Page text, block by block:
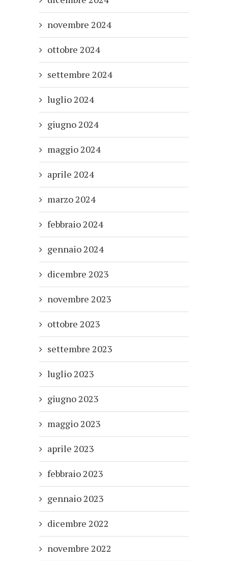
novembre 2024
ottobre 2024
settembre 2024
luglio 2024
giugno 2024
maggio 2024
aprile 2024
marzo 2024
febbraio 2024
gennaio 2024
dicembre 2023
novembre 2023
ottobre 2023
settembre 2023
luglio 2023
giugno 2023
maggio 2023
aprile 2023
febbraio 2023
gennaio 2023
dicembre 2022
novembre 2022